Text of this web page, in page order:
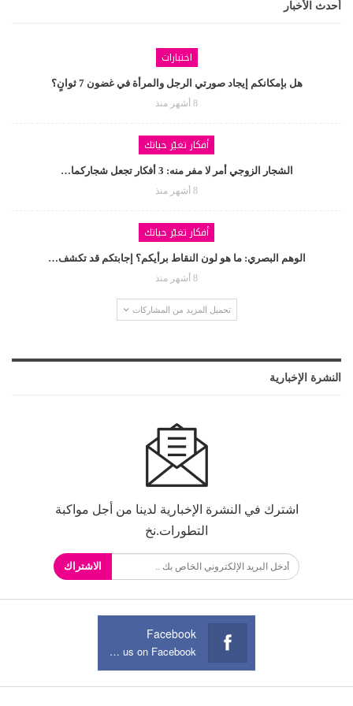
أحدث الأخبار
اختبارات
هل بإمكانكم إيجاد صورتي الرجل والمرأة في غضون 7 ثوانٍ؟
8 أشهر منذ
أفكار تغيّر حياتك
الشجار الزوجي أمر لا مفر منه: 3 أفكار تجعل شجاركما…
8 أشهر منذ
أفكار تغيّر حياتك
الوهم البصري: ما هو لون النقاط برأيكم؟ إجابتكم قد تكشف…
8 أشهر منذ
تحميل المزيد من المشاركات
النشرة الإخبارية
اشترك في النشرة الإخبارية لدينا من أجل مواكبة
التطورات.نخ
الاشتراك
Facebook
Join us on Facebook